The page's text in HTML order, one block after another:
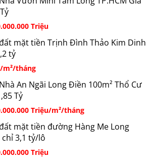
Triệu
mặt tiền Trịnh Đình Thảo Kim Dinh
tỷ
m²/tháng
An Ngãi Long Điền 100m² Thổ Cư
Tỷ
Triệu/m²/tháng
mặt tiền đường Hàng Me Long
3,1 tỷ/lô
Triệu